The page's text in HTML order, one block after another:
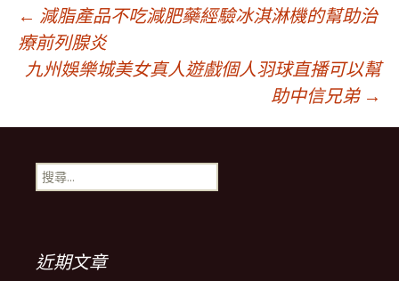
文
章
導
覽
列
← 減脂產品不吃減肥藥經驗冰淇淋機的幫助治
療前列腺炎
九州娛樂城美女真人遊戲個人羽球直播可以幫
助中信兄弟 →
搜
尋
近期文章